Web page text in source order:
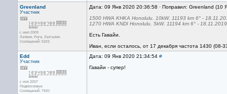
Greenland
Участник
с июл 2009
Латвия, Рига. Латгалия.
Сообщений: 5323
Дата: 09 Янв 2020 20:36:58 · Поправил: Greenland (10
1500 HWA KHKA Honolulu. 10kW. 11193 km 6° -
1270 HWA KNDI Honolulu. 5kW. 11194 km 6° -
Есть Гавайи.
Иван, если осталось, от 17 декабря частота 1430
Edd
Участник
с ноя 2007
Подмосковье
Сообщений: 7920
Дата: 09 Янв 2020 21:34:54 #
Гавайи - супер!